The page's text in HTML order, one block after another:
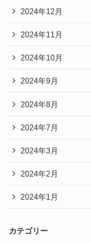
2024年12月
2024年11月
2024年10月
2024年9月
2024年8月
2024年7月
2024年3月
2024年2月
2024年1月
カテゴリー